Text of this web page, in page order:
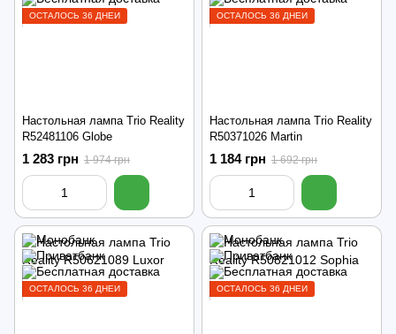
ОСТАЛОСЬ 36 ДНЕЙ
Настольная лампа Trio Reality
R52481106 Globe
1 283 грн 1 974 грн
ОСТАЛОСЬ 36 ДНЕЙ
Настольная лампа Trio Reality
R50371026 Martin
1 184 грн 1 692 грн
ОСТАЛОСЬ 36 ДНЕЙ ОСТАЛОСЬ 36 ДНЕЙ